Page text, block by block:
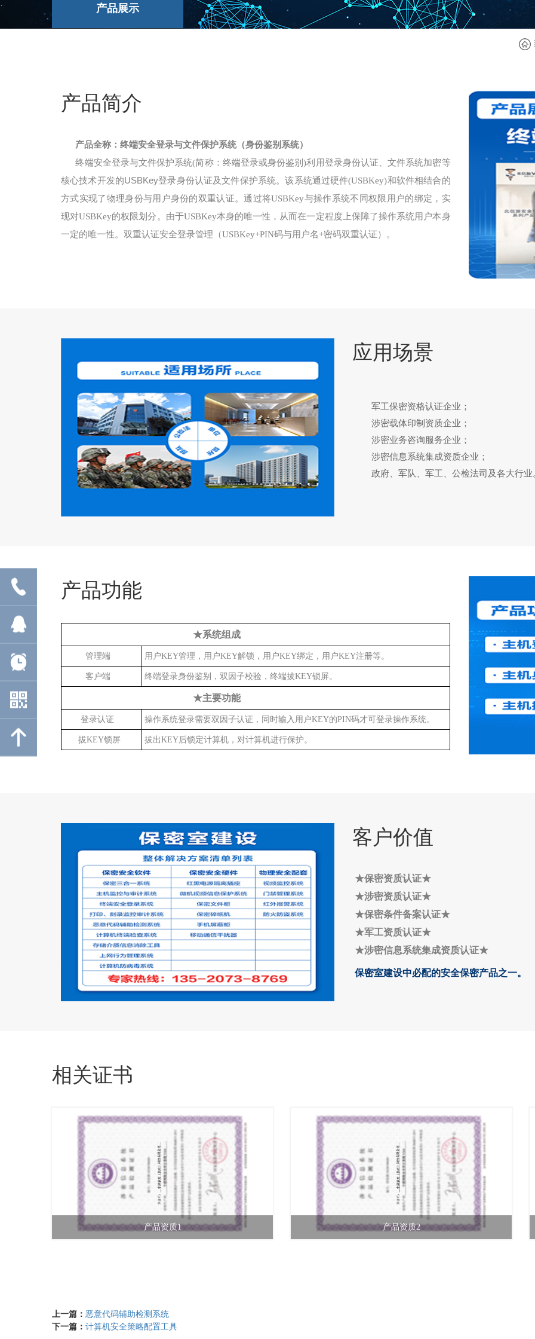
产品展示
产品简介
产品全称：终端安全登录与文件保护系统（身份鉴别系统）
终端安全登录与文件保护系统(简称：终端登录或身份鉴别)利用登录身份认证、文件系统加密等
核心技术开发的USBKey登录身份认证及文件保护系统。该系统通过硬件(USBKey)和软件相结合的
方式实现了物理身份与用户身份的双重认证。通过将USBKey与操作系统不同权限用户的绑定，实
现对USBKey的权限划分。由于USBKey本身的唯一性，从而在一定程度上保障了操作系统用户本身
一定的唯一性。双重认证安全登录管理（USBKey+PIN码与用户名+密码双重认证）。
应用场景
军工保密资格认证企业；
涉密载体印制资质企业；
涉密业务咨询服务企业；
涉密信息系统集成资质企业；
政府、军队、军工、公检法司及各大行业
产品功能
★系统组成
管理端 用户KEY管理，用户KEY解锁，用户KEY绑定，用户KEY注册等。
客户端 终端登录身份鉴别，双因子校验，终端拔KEY锁屏。
★主要功能
登录认证 操作系统登录需要双因子认证，同时输入用户KEY的PIN码才可登录操作系统。
拔KEY锁屏 拔出KEY后锁定计算机，对计算机进行保护。
客户价值
★保密资质认证★
★涉密资质认证★
★保密条件备案认证★
★军工资质认证★
★涉密信息系统集成资质认证★
保密室建设中必配的安全保密产品之一。
相关证书
产品资质1 产品资质2
上一篇： 恶意代码辅助检测系统
下一篇： 计算机安全策略配置工具